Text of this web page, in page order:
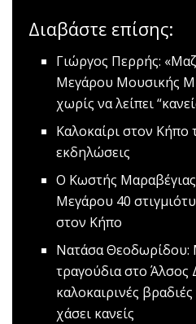
Διαβάστε επίσης:
Γιώργος Περρής:
Μεγάρου Μουσικής
χωρίς να λείπει
Καλοκαίρι στον
εκδηλώσεις
O Κωστής
Μεγάρου 40
στον Κήπο
Νατάσα Θεοδωρίδου:
τραγούδια στο Άλσος
καλοκαιρινές
χάσει κανείς